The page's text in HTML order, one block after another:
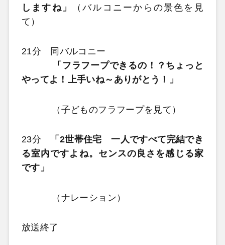
しますね」
（バルコニーからの景色を見
て）
21分 同バルコニー
「フラフープできるの！？ちょっと
やってよ！上手いね～ありがとう！」
（子どものフラフープを見て）
23分
「2世帯住宅 一人ですべて完結でき
る室内ですよね。センスの良さを感じる家
です」
（ナレーション）
放送終了